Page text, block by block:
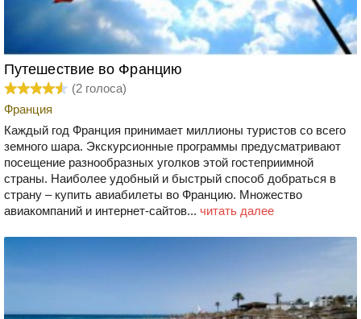
Путешествие во Францию
(2 голоса)
Франция
Каждый год Франция принимает миллионы туристов со всего
земного шара. Экскурсионные программы предусматривают
посещение разнообразных уголков этой гостеприимной
страны. Наиболее удобный и быстрый способ добраться в
страну – купить авиабилеты во Францию. Множество
авиакомпаний и интернет-сайтов... читать далее